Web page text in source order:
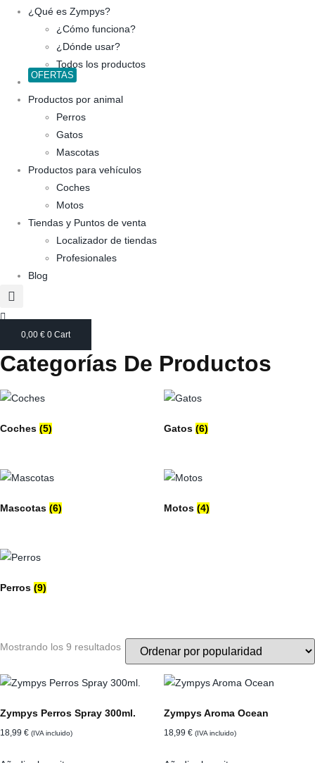
¿Qué es Zympys?
¿Cómo funciona?
¿Dónde usar?
Todos los productos
OFERTAS
Productos por animal
Perros
Gatos
Mascotas
Productos para vehículos
Coches
Motos
Tiendas y Puntos de venta
Localizador de tiendas
Profesionales
Blog
0,00 € 0 Cart
Categorías De Productos
Coches (5) Gatos (6)
Mascotas (6) Motos (4)
Perros (9)
Mostrando los 9 resultadosOrdenado
por
popularidad
Zympys Perros Spray 300ml.
18,99 € (IVA incluido)
Zympys Aroma Ocean
18,99 € (IVA incluido)